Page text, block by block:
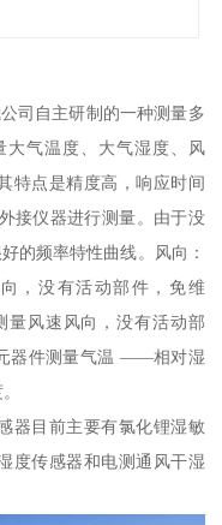
司自主研制的一种测量多
气温度、大气湿度、风
特点是精度高，响应时间
接仪器进行测量。由于没
的频率特性曲线。风向：
，没有活动部件，免维
风速风向，没有活动部
器件测量气温 ——相对湿
器目前主要有氯化锂湿敏
度传感器和电测通风干湿